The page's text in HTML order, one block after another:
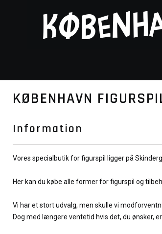
KØBENHAVN
Information
Vores specialbutik for figurspil ligger på
Her kan du købe alle former for figurspil og
Vi har et stort udvalg, men skulle vi
Dog med længere ventetid hvis det, du ønsker,